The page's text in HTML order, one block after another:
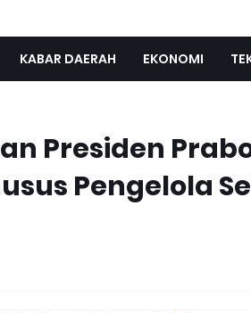
KABAR DAERAH EKONOMI
Presiden
Pengelola